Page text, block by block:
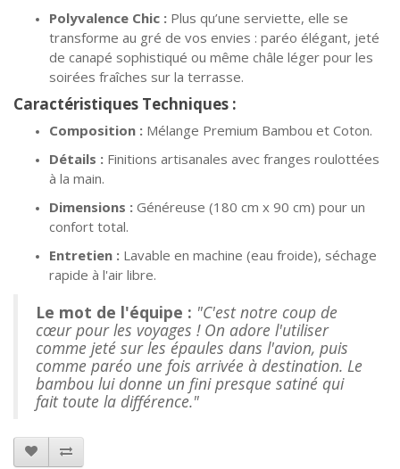
Polyvalence Chic : Plus qu’une serviette, elle se
transforme au gré de vos envies : paréo élégant, jeté
de canapé sophistiqué ou même châle léger pour les
soirées fraîches sur la terrasse.
Caractéristiques Techniques :
Composition : Mélange Premium Bambou et Coton.
Détails : Finitions artisanales avec franges roulottées
à la main.
Dimensions : Généreuse (180 cm x 90 cm) pour un
confort total.
Entretien : Lavable en machine (eau froide), séchage
rapide à l'air libre.
Le mot de l'équipe : "C'est notre coup de
cœur pour les voyages ! On adore l'utiliser
comme jeté sur les épaules dans l'avion, puis
comme paréo une fois arrivée à destination. Le
bambou lui donne un fini presque satiné qui
fait toute la différence."